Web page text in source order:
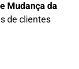
Mudança da
de clientes